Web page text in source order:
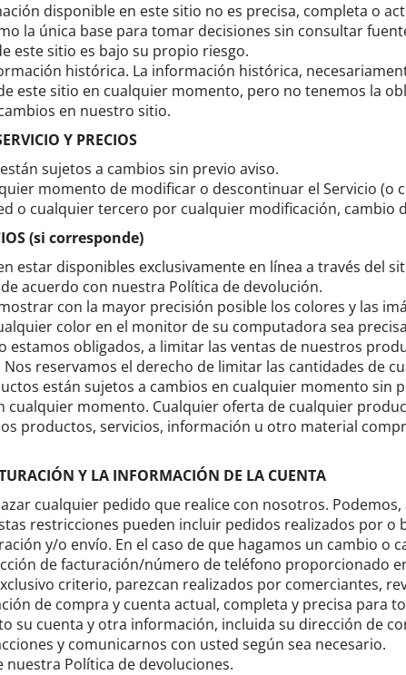
disponible en este sitio no es precisa, completa o
la única base para tomar decisiones sin consultar
este sitio es bajo su propio riesgo.
histórica. La información histórica,
este sitio en cualquier momento, pero no tenemos la
en nuestro sitio.
Y PRECIOS
sujetos a cambios sin previo aviso.
momento de modificar o descontinuar el Servicio
o cualquier tercero por cualquier modificación, cambio
(si corresponde)
estar disponibles exclusivamente en línea a través del
acuerdo con nuestra Política de devolución.
con la mayor precisión posible los colores y las
color en el monitor de su computadora sea
estamos obligados, a limitar las ventas de nuestros
Nos reservamos el derecho de limitar las cantidades de
están sujetos a cambios en cualquier momento sin
cualquier momento. Cualquier oferta de cualquier
productos, servicios, información u otro material
Y LA INFORMACIÓN DE LA CUENTA
cualquier pedido que realice con nosotros.
restricciones pueden incluir pedidos realizados por
y/o envío. En el caso de que hagamos un cambio
de facturación/número de teléfono proporcionado
criterio, parezcan realizados por comerciantes,
de compra y cuenta actual, completa y precisa para
su cuenta y otra información, incluida su dirección de
y comunicarnos con usted según sea necesario.
Política de devoluciones.